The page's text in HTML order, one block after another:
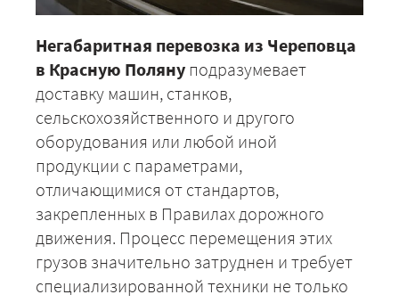
Негабаритная перевозка из Череповца
в Красную Поляну подразумевает
доставку машин, станков,
сельскохозяйственного и другого
оборудования или любой иной
продукции с параметрами,
отличающимися от стандартов,
закрепленных в Правилах дорожного
движения. Процесс перемещения этих
грузов значительно затруднен и требует
специализированной техники не только